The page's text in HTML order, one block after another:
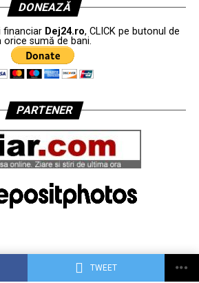
TWEET
DONEAZĂ
financiar Dej24.ro, CLICK pe butonul de
sumă de bani.
PARTENER